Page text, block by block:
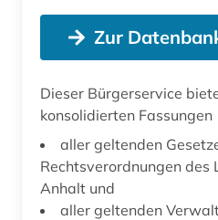
Zur
Dieser Bürgerservice
konsolidierten Fassungen
aller geltenden
Rechtsverordnungen des
Anhalt und
aller geltenden